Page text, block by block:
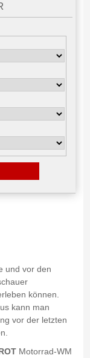
und vor den
können.
kann man
vor der letzten
Motorrad-WM